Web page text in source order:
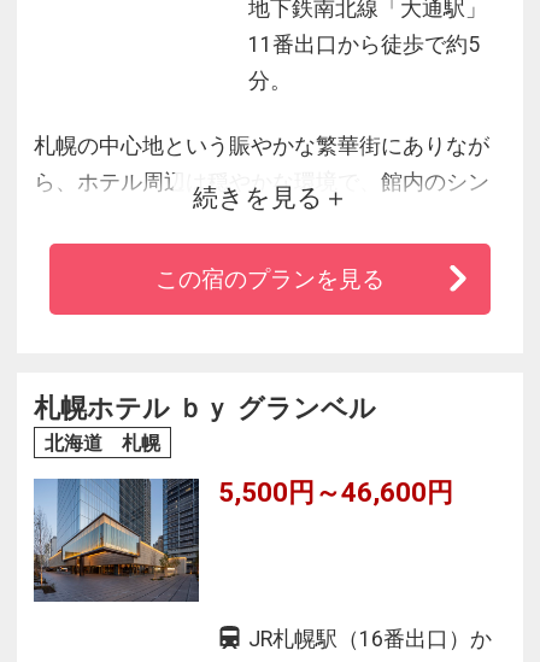
地下鉄南北線「大通駅」
11番出口から徒歩で約5
分。
札幌の中心地という賑やかな繁華街にありなが
ら、ホテル周辺は穏やかな環境で、館内のシン
プルで落ち着いた雰囲気とともに心地よい時間
をお過ごしいただけます。
地下鉄南北線「すすきの駅」より徒歩 3 分、
ホテルのすぐ向かいにあり、バスでも大変便利
にお越しいただけます。
続きを見る
この宿のプランを見る
札幌ホテル ｂｙ グランベル
北海道 札幌
5,500円～46,600円
JR札幌駅（16番出口）か